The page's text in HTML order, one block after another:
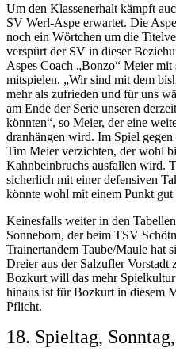
Um den Klassenerhalt kämpft
SV Werl-Aspe erwartet. Die
noch ein Wörtchen um die
verspürt der SV in dieser
Aspes Coach „Bonzo“ Meier mit
mitspielen. „Wir sind mit dem
mehr als zufrieden und für uns
am Ende der Serie unseren
könnten“, so Meier, der eine
dranhängen wird. Im Spiel
Tim Meier verzichten, der wohl
Kahnbeinbruchs ausfallen wird.
sicherlich mit einer defensiven
könnte wohl mit einem Punkt gut
Keinesfalls weiter in den
Sonneborn, der beim TSV
Trainertandem Taube/Maule hat
Dreier aus der Salzufler
Bozkurt will das mehr
hinaus ist für Bozkurt in diesem
Pflicht.
18. Spieltag,